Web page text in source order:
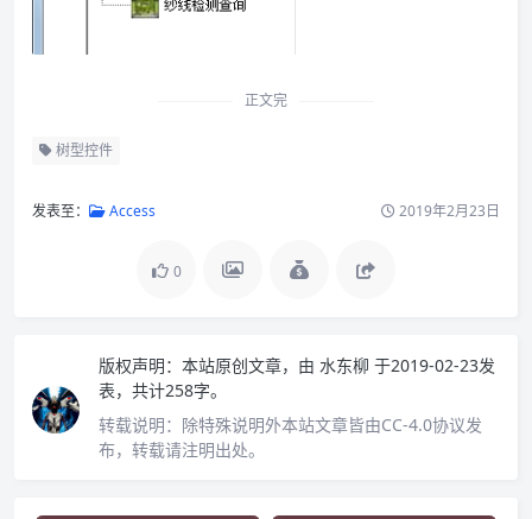
正文完
树型控件
发表至： Access 2019年2月23日
0
版权声明： 本站原创文章，由 水东柳 于2019-02-23发
表，共计258字。
转载说明： 除特殊说明外本站文章皆由CC-4.0协议发
布，转载请注明出处。